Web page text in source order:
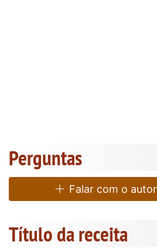
Perguntas
Falar com o
Título da receita